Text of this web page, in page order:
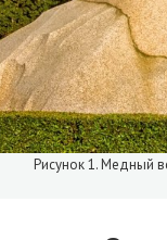
Рисунок 1. Медный